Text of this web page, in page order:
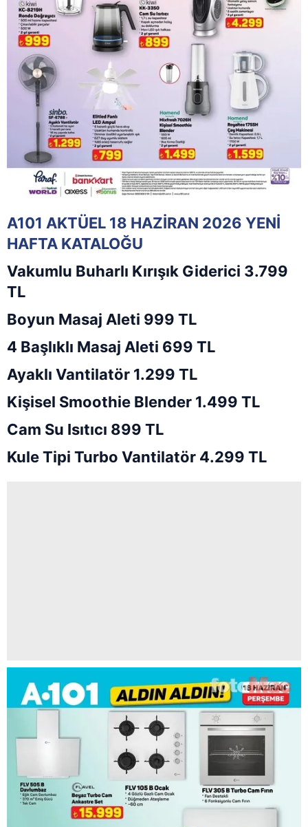
A101 AKTÜEL 18 HAZİRAN 2026 YENİ
HAFTA KATALOĞU
Vakumlu Buharlı Kırışık Giderici 3.799
TL
Boyun Masaj Aleti 999 TL
4 Başlıklı Masaj Aleti 699 TL
Ayaklı Vantilatör 1.299 TL
Kişisel Smoothie Blender 1.499 TL
Cam Su Isıtıcı 899 TL
Kule Tipi Turbo Vantilatör 4.299 TL